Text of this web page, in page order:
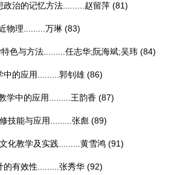
治的记忆方法......... 赵留萍 (81)
物理......... 万琳 (83)
色与方法......... 任志华;阮海斌;吴玮 (84)
的应用......... 郭钊雄 (86)
学中的应用......... 王韵香 (87)
技能与应用......... 张彪 (89)
化教学及实践......... 黄雪鸿 (91)
有效性......... 张秀华 (92)